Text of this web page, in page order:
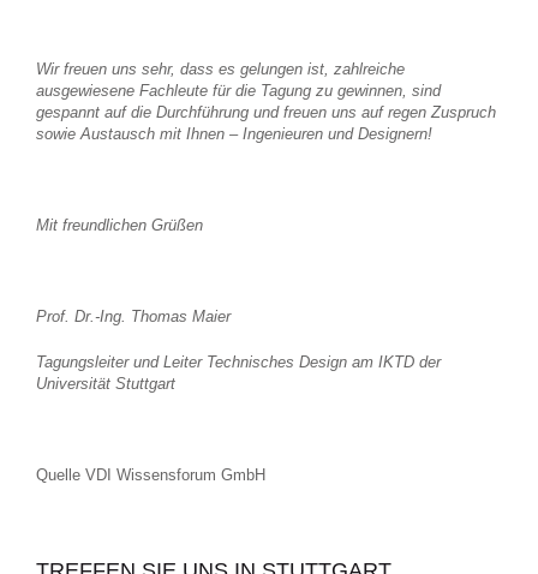
Wir freuen uns sehr, dass es gelungen ist, zahlreiche
ausgewiesene Fachleute für die Tagung zu gewinnen, sind
gespannt auf die Durchführung und freuen uns auf regen Zuspruch
sowie Austausch mit Ihnen – Ingenieuren und Designern!
Mit freundlichen Grüßen
Prof. Dr.-Ing. Thomas Maier
Tagungsleiter und Leiter Technisches Design am IKTD der
Universität Stuttgart
Quelle VDI Wissensforum GmbH